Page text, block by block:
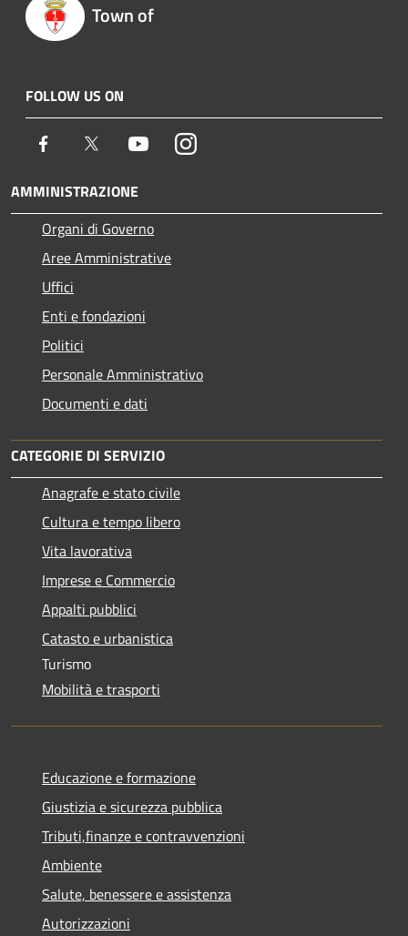
Town of
FOLLOW US ON
Facebook Twitter YoutubeInstagram
AMMINISTRAZIONE
Organi di Governo
Aree Amministrative
Uffici
Enti e fondazioni
Politici
Personale Amministrativo
Documenti e dati
CATEGORIE DI SERVIZIO
Anagrafe e stato civile
Cultura e tempo libero
Vita lavorativa
Imprese e Commercio
Appalti pubblici
Catasto e urbanistica
Turismo
Mobilità e trasporti
Educazione e formazione
Giustizia e sicurezza pubblica
Tributi,finanze e contravvenzioni
Ambiente
Salute, benessere e assistenza
Autorizzazioni